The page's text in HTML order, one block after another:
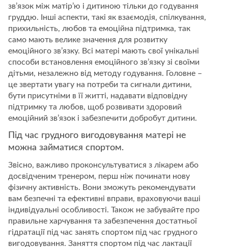
зв’язок між матір’ю і дитиною тільки до годування
груддю. Інші аспекти, такі як взаємодія, спілкування,
прихильність, любов та емоційна підтримка, так
само мають велике значення для розвитку
емоційного зв’язку. Всі матері мають свої унікальні
способи встановлення емоційного зв’язку зі своїми
дітьми, незалежно від методу годування. Головне –
це звертати увагу на потреби та сигнали дитини,
бути присутніми в її житті, надавати відповідну
підтримку та любов, щоб розвивати здоровий
емоційний зв’язок і забезпечити добробут дитини.
Під час грудного вигодовування матері не
можна займатися спортом.
Звісно, важливо проконсультуватися з лікарем або
досвідченим тренером, перш ніж починати нову
фізичну активність. Вони зможуть рекомендувати
вам безпечні та ефективні вправи, враховуючи ваші
індивідуальні особливості. Також не забувайте про
правильне харчування та забезпечення достатньої
гідратації під час занять спортом під час грудного
вигодовування. Заняття спортом під час лактації